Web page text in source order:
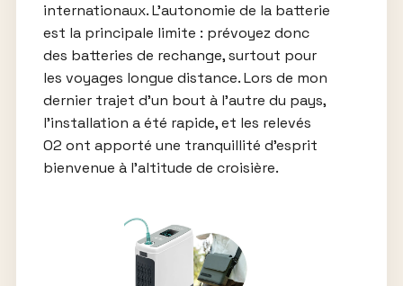
internationaux. L’autonomie de la batterie
est la principale limite : prévoyez donc
des batteries de rechange, surtout pour
les voyages longue distance. Lors de mon
dernier trajet d’un bout à l’autre du pays,
l’installation a été rapide, et les relevés
O2 ont apporté une tranquillité d’esprit
bienvenue à l’altitude de croisière.